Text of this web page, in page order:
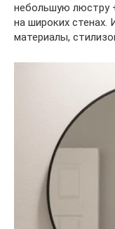
небольшую люстру
на широких стенах.
материалы,